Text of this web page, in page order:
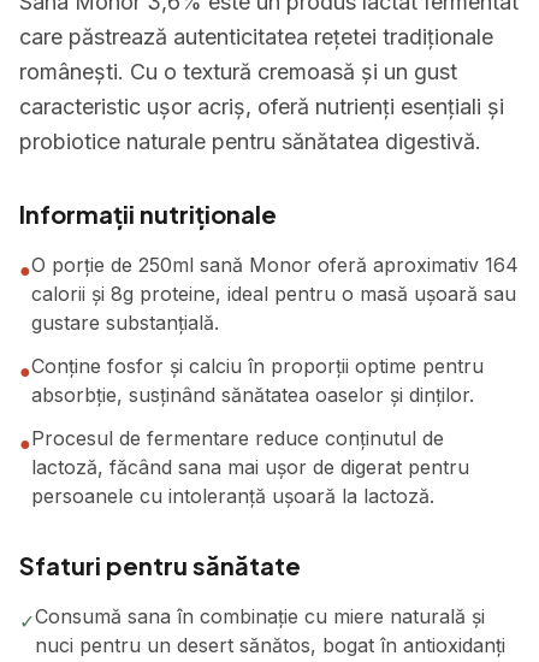
care păstrează autenticitatea rețetei tradiționale
românești. Cu o textură cremoasă și un gust
caracteristic ușor acriș, oferă nutrienți esențiali și
probiotice naturale pentru sănătatea digestivă.
Informații nutriționale
●O porție de 250ml sană Monor oferă aproximativ 164
calorii și 8g proteine, ideal pentru o masă ușoară sau
gustare substanțială.
●Conține fosfor și calciu în proporții optime pentru
absorbție, susținând sănătatea oaselor și dinților.
●Procesul de fermentare reduce conținutul de
lactoză, făcând sana mai ușor de digerat pentru
persoanele cu intoleranță ușoară la lactoză.
Sfaturi pentru sănătate
✓Consumă sana în combinație cu miere naturală și
nuci pentru un desert sănătos, bogat în antioxidanți